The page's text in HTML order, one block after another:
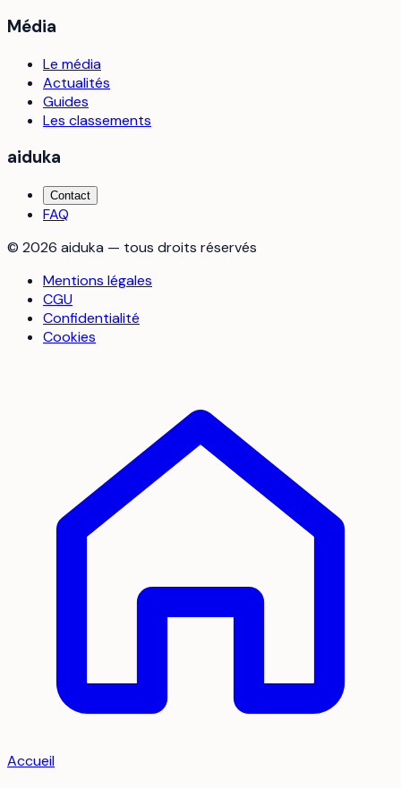
Média
Le média
Actualités
Guides
Les classements
aiduka
Contact
FAQ
© 2026 aiduka — tous droits réservés
Mentions légales
CGU
Confidentialité
Cookies
Accueil